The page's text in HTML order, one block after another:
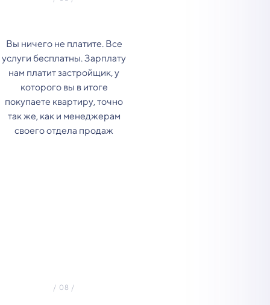
Вы ничего не платите. Все
услуги бесплатны. Зарплату
нам платит застройщик, у
которого вы в итоге
покупаете квартиру, точно
так же, как и менеджерам
своего отдела продаж